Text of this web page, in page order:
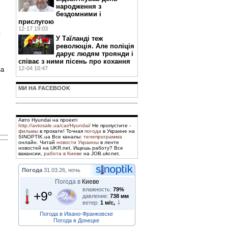
народження з
бездомними і
прислугою
12-17 19:03
У Таїланді теж
революція. Але поліція
дарує людям троянди і
співає з ними пісень про кохання
12-04 10:47
МИ НА FACEBOOK
Авто Hyundai на проекті
http://avtosale.ua/car/Hyundai/ Не пропустите -
фильмы в прокате! Точная погода в Украине на
SINOPTIK.ua Все каналы: телепрограмма
онлайн. Читай новости Украины в ленте
новостей на UKR.net. Ищешь работу? Все
вакансии, работа в Киеве на JOB.ukr.net.
Погода 31.03.26, ночь
Погода в Киеве
+9° влажность: 79%
давление: 738 мм
ветер: 1 м/с,
Погода в Ивано-Франковске
Погода в Донецке